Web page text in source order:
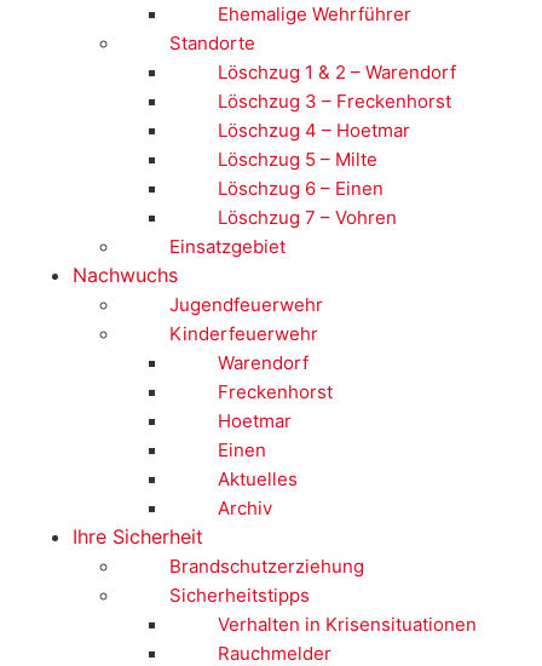
Ehemalige Wehrführer
Standorte
Löschzug 1 & 2 – Warendorf
Löschzug 3 – Freckenhorst
Löschzug 4 – Hoetmar
Löschzug 5 – Milte
Löschzug 6 – Einen
Löschzug 7 – Vohren
Einsatzgebiet
Nachwuchs
Jugendfeuerwehr
Kinderfeuerwehr
Warendorf
Freckenhorst
Hoetmar
Einen
Aktuelles
Archiv
Ihre Sicherheit
Brandschutzerziehung
Sicherheitstipps
Verhalten in Krisensituationen
Rauchmelder